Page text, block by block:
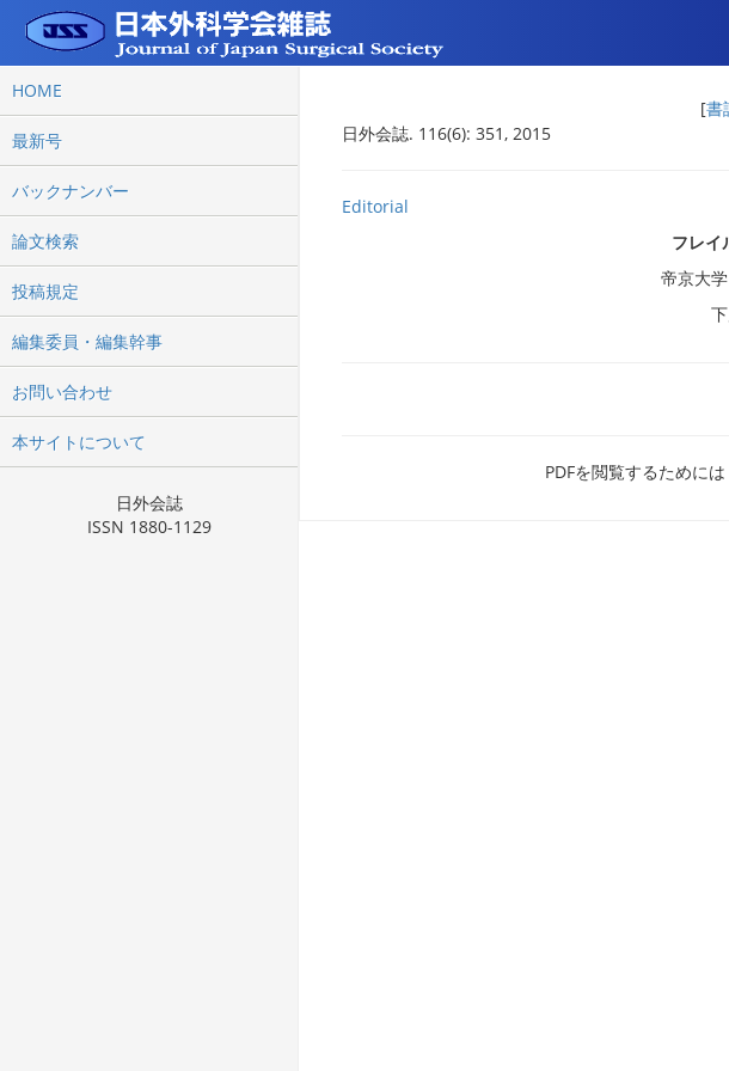
HOME
最新号
バックナンバー
論文検索
投稿規定
編集委員・編集幹事
お問い合わせ
本サイトについて
日外会誌
ISSN 1880-1129
[書
日外会誌. 116(6): 351, 2015
Editorial
フレイ
帝京大
PDFを閲覧するためには